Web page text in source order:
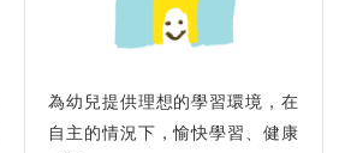
為幼兒提供理想的學習環境，在
自主的情況下，愉快學習、健康